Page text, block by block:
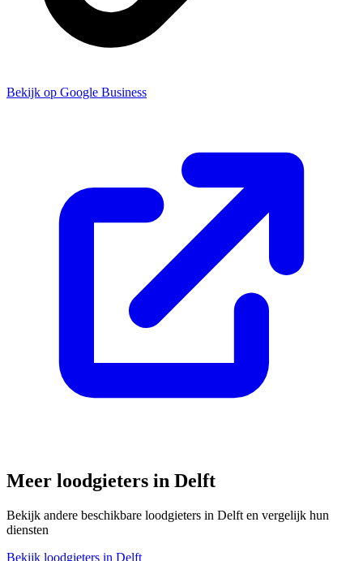
Bekijk op Google Business
Meer loodgieters in Delft
Bekijk andere beschikbare loodgieters in Delft en vergelijk hun
diensten
Bekijk loodgieters in Delft